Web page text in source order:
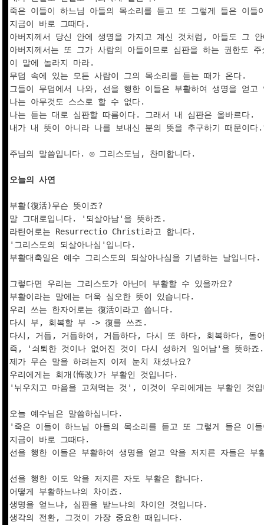
죽은 이들이 하느님 아들의 목소리를 듣고 또 그렇게 들은 이
지금이 바로 그때다.
아버지께서 당신 안에 생명을 가지고 계신 것처럼, 아들도 그
아버지께서는 또 그가 사람의 아들이므로 심판을 하는 권한도
이 말에 놀라지 마라.
무덤 속에 있는 모든 사람이 그의 목소리를 듣는 때가 온다.
그들이 무덤에서 나와, 선을 행한 이들은 부활하여 생명을 얻
나는 아무것도 스스로 할 수 없다.
나는 듣는 대로 심판할 따름이다. 그래서 내 심판은 올바르다.
내가 내 뜻이 아니라 나를 보내신 분의 뜻을 추구하기 때문이다
주님의 말씀입니다. ◎ 그리스도님, 찬미합니다.
오늘의 사연
부활(復活)무슨 뜻이죠?
말 그대로입니다. '되살아남'을 뜻하죠.
라틴어로는 Resurrectio Christi라고 합니다.
'그리스도의 되살아나심'입니다.
부활대축일은 예수 그리스도의 되살아나심을 기념하는 날입니다.
그렇다면 우리는 그리스도가 아닌데 부활할 수 있을까요?
부활이라는 말에는 더욱 심오한 뜻이 있습니다.
우리 쓰는 한자어로는 復活이라고 씁니다.
다시 부, 회복할 부 -> 復를 쓰죠.
다시, 거듭, 거듭하여, 거듭하다, 다시 또 하다, 회복하다, 돌
즉, '쇠퇴한 것이나 없어진 것이 다시 성하게 일어남'을 뜻하죠.
제가 무슨 말을 하려는지 이제 눈치 채셨나요?
우리에게는 회개(悔改)가 부활인 것입니다.
'뉘우치고 마음을 고쳐먹는 것', 이것이 우리에게는 부활인 것
오늘 예수님은 말씀하십니다.
'죽은 이들이 하느님 아들의 목소리를 듣고 또 그렇게 들은 이
지금이 바로 그때다.
선을 행한 이들은 부활하여 생명을 얻고 악을 저지른 자들은
선을 행한 이도 악을 저지른 자도 부활은 합니다.
어떻게 부활하느냐의 차이죠.
생명을 얻느냐, 심판을 받느냐의 차이인 것입니다.
생각의 전환, 그것이 가장 중요한 때입니다.